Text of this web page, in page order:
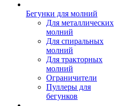
Бегунки для молний
Для металлических
молний
Для спиральных
молний
Для тракторных
молний
Ограничители
Пуллеры для
бегунков